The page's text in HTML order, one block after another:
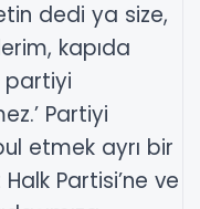
dedi ya size,
kapıda
partiyi
Partiyi
etmek ayrı bir
Partisi’ne ve